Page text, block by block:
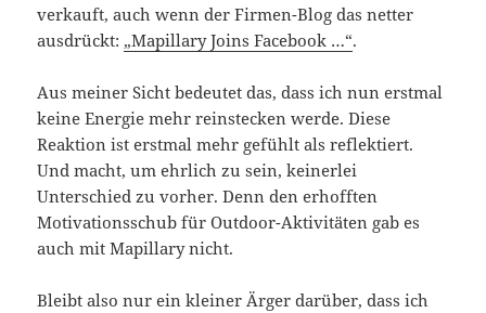
verkauft, auch wenn der Firmen-Blog das netter
ausdrückt: „Mapillary Joins Facebook …“.
Aus meiner Sicht bedeutet das, dass ich nun erstmal
keine Energie mehr reinstecken werde. Diese
Reaktion ist erstmal mehr gefühlt als reflektiert.
Und macht, um ehrlich zu sein, keinerlei
Unterschied zu vorher. Denn den erhofften
Motivationsschub für Outdoor-Aktivitäten gab es
auch mit Mapillary nicht.
Bleibt also nur ein kleiner Ärger darüber, dass ich